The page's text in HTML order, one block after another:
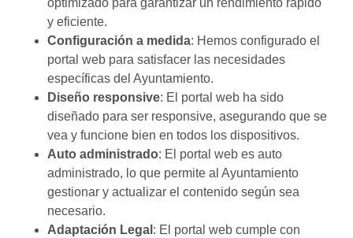
y eficiente.
Configuración a medida: Hemos configurado el
portal web para satisfacer las necesidades
específicas del Ayuntamiento.
Diseño responsive: El portal web ha sido
diseñado para ser responsive, asegurando que se
vea y funcione bien en todos los dispositivos.
Auto administrado: El portal web es auto
administrado, lo que permite al Ayuntamiento
gestionar y actualizar el contenido según sea
necesario.
Adaptación Legal : El portal web cumple con